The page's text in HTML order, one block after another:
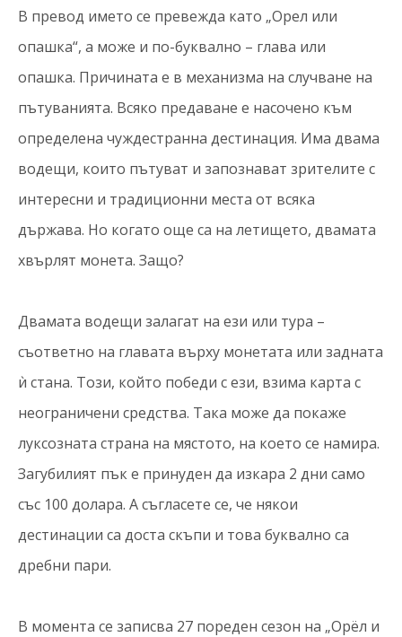
В превод името се превежда като „Орел или
опашка“, а може и по-буквално – глава или
опашка. Причината е в механизма на случване на
пътуванията. Всяко предаване е насочено към
определена чуждестранна дестинация. Има двама
водещи, които пътуват и запознават зрителите с
интересни и традиционни места от всяка
държава. Но когато още са на летището, двамата
хвърлят монета. Защо?
Двамата водещи залагат на ези или тура –
съответно на главата върху монетата или задната
ѝ стана. Този, който победи с ези, взима карта с
неограничени средства. Така може да покаже
луксозната страна на мястото, на което се намира.
Загубилият пък е принуден да изкара 2 дни само
със 100 долара. А съгласете се, че някои
дестинации са доста скъпи и това буквално са
дребни пари.
В момента се записва 27 пореден сезон на „Орёл и